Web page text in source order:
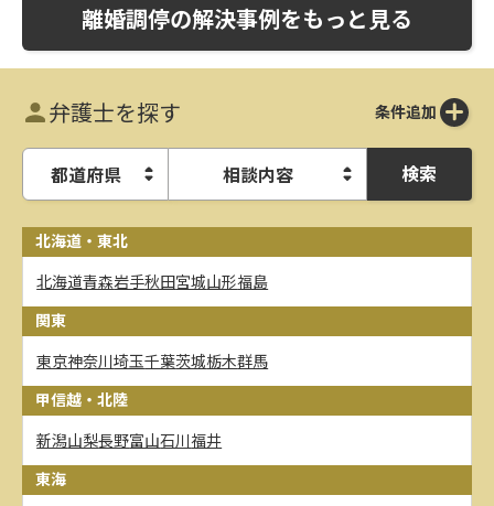
離婚調停の解決事例をもっと見る
弁護士を探す 条件追加
都道府県 相談内容 検索
北海道・東北
北海道青森岩手秋田宮城山形福島
関東
東京神奈川埼玉千葉茨城栃木群馬
甲信越・北陸
新潟山梨長野富山石川福井
東海